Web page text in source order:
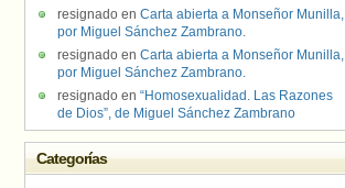
resignado en Carta abierta a Monseñor Munilla,
por Miguel Sánchez Zambrano.
resignado en Carta abierta a Monseñor Munilla,
por Miguel Sánchez Zambrano.
resignado en “Homosexualidad. Las Razones
de Dios”, de Miguel Sánchez Zambrano
Categorías